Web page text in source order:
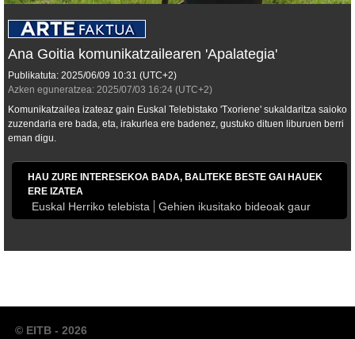
Ana Goitia komunikatzailearen 'Apalategia'
Publikatuta: 2025/06/09 10:31 (UTC+2)
Azken eguneratzea: 2025/07/03 16:24 (UTC+2)
Komunikatzailea izateaz gain Euskal Telebistako 'Txoriene' sukaldaritza saioko
zuzendaria ere bada, eta, irakurlea ere badenez, gustuko dituen liburuen berri
eman digu.
HAU ZURE INTERESEKOA BADA, BALITEKE BESTE GAI HAUEK
ERE IZATEA
Euskal Herriko telebista Gehien ikusitako bideoak gaur
© EITB - 2026